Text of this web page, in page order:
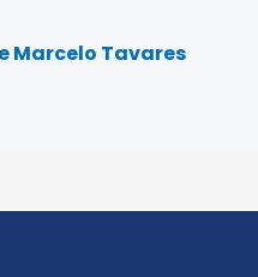
Marcelo Tavares